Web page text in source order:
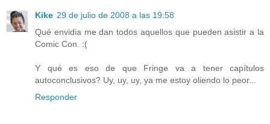
Kike 29 de julio de 2008 a las 19:58
Qué envidia me dan todos aquellos que pueden asistir a la
Comic Con. :(
Y qué es eso de que Fringe va a tener capítulos
autoconclusivos? Uy, uy, uy, ya me estoy oliendo lo peor...
Responder